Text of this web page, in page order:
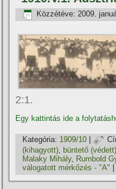
Közzétéve: 2009.
2:1.
Egy kattintás ide a
Kategória: 1909/10 |
(kihagyott)
büntető (védett)
Malaky Mihály, Rumbold
válogatott mérkőzés - "A"